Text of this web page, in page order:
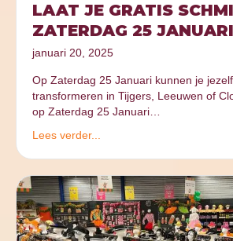
LAAT JE GRATIS
ZATERDAG 25 JANUARI
januari 20, 2025
Op Zaterdag 25 Januari kunnen je
transformeren in Tijgers, Leeuwen of
op Zaterdag 25 Januari…
Lees verder...